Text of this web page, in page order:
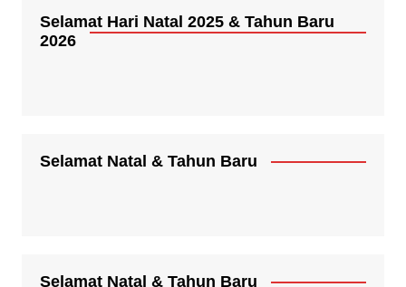
Selamat Hari Natal 2025 & Tahun Baru
2026
Selamat Natal & Tahun Baru
Selamat Natal & Tahun Baru